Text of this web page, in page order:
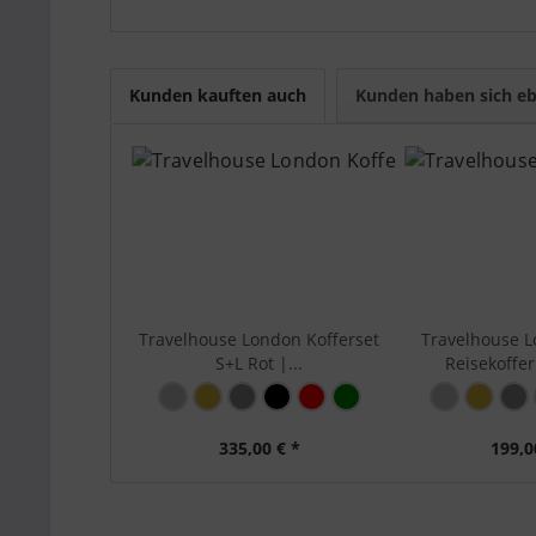
Travelhouse Tipp:Wählen Sie die Größe nach
Größenindex:
L
3 -
-
Kunden kauften auch Kunden haben sich
Travelhouse London Kofferset
S+L Rot |...
335,00 € *
Travelhouse